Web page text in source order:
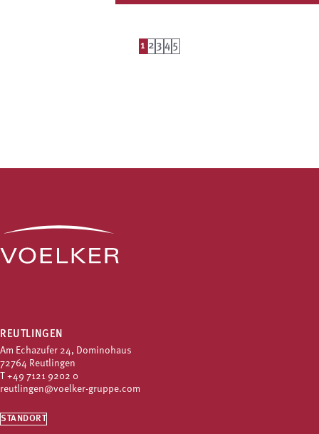
1 2 3 4 5
REUTLINGEN
Am Echazufer 24, Dominohaus
72764 Reutlingen
T +49 7121 9202 0
reutlingen@voelker-gruppe.com
STANDORT